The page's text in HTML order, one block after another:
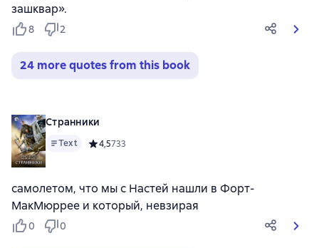
зашквар».
8 2
24 more quotes from this book
Странники
Text Средний рейтинг 4,5 на основе 733 оценок
4,5733
самолетом, что мы с Настей нашли в Форт-
МакМюррее и который, невзирая
0 0